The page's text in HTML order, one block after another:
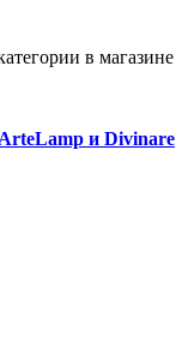
в магазине
и Divinare